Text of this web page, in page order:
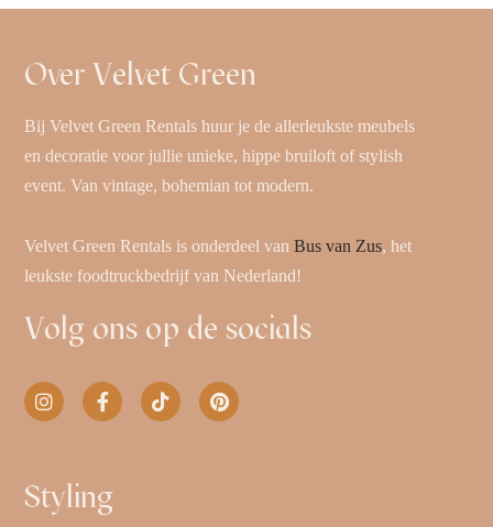
Over Velvet Green
Bij Velvet Green Rentals huur je de allerleukste meubels
en decoratie voor jullie unieke, hippe bruiloft of stylish
event. Van vintage, bohemian tot modern.
Velvet Green Rentals is onderdeel vanBus van Zus, het
leukste foodtruckbedrijf van Nederland!
Volg ons op de socials
Styling